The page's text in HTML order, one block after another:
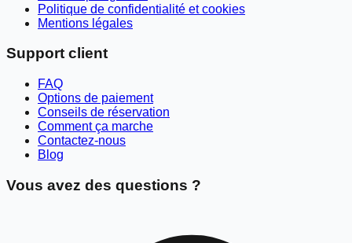
Politique de confidentialité et cookies
Mentions légales
Support client
FAQ
Options de paiement
Conseils de réservation
Comment ça marche
Contactez-nous
Blog
Vous avez des questions ?